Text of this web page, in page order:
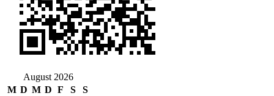
August 2026
M D M D F S
S